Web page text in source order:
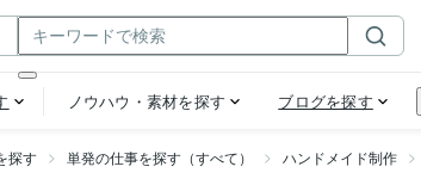
探す 単発の仕事を探す（すべて） ハンドメイド制作